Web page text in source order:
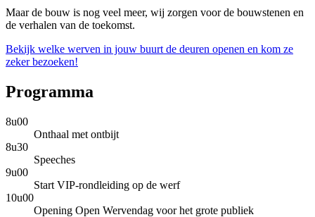
Maar de bouw is nog veel meer, wij zorgen voor de bouwstenen en
de verhalen van de toekomst.
Bekijk welke werven in jouw buurt de deuren openen en kom ze
zeker bezoeken!
Programma
8u00
Onthaal met ontbijt
8u30
Speeches
9u00
Start VIP-rondleiding op de werf
10u00
Opening Open Wervendag voor het grote publiek